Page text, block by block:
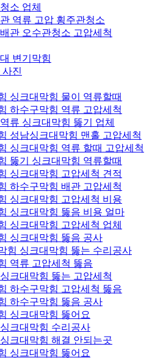
소 업체
역류 고압 횡주관청소
관 오수관청소 고압세척
변기막힘
진
싱크대막힘 물이 역류할때
하수구막힘 역류 고압세척
류 싱크대막힘 뚫기 업체
성남싱크대막힘 맨홀 고압세척
싱크대막힘 역류 할때 고압세척
뚫기 싱크대막힘 역류할때
싱크대막힘 고압세척 견적
하수구막힘 배관 고압세척
싱크대막힘 고압세척 비용
싱크대막힘 뚫음 비용 얼마
싱크대막힘 고압세척 업체
싱크대막힘 뚫음 공사
힘 싱크대막힘 뚫는 수리공사
역류 고압세척 뚫음
크대막힘 뚫는 고압세척
하수구막힘 고압세척 뚫음
하수구막힘 뚫음 공사
싱크대막힘 뚫어요
크대막힘 수리공사
크대막힘 해결 안되는곳
싱크대막힘 뚫어요